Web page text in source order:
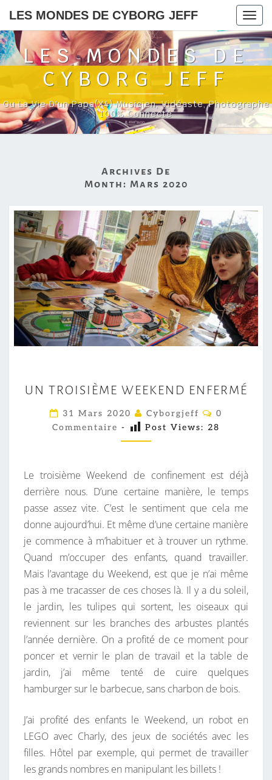
LES MONDES DE CYBORG JEFF
LES MONDES DE
CYBORG JEFF
Ou La Vie D'un Papa(x4) Musicien, Vidéaste, Photographe
100% Connecté
Archives De
Month: Mars 2020
N
T
R
O
S
I
È
M
E
W
E
E
K
E
N
D
E
N
E
R
M
É
UN TROISIÈME WEEKEND ENFERMÉ
31 Mars 2020 Cyborgjeff
C
M
A
I
R
E
0
Commentaire - Post Views: 28
Le troisième Weekend de confinement est déjà
derrière nous. D’une certaine manière, le temps
passe assez vite. C’est le sentiment que cela me
donne aujourd’hui. Et même d’une certaine manière
je commence à m’habituer et à trouver un rythme.
Quand m’occuper des enfants, quand travailler.
Mais l’avantage du Weekend, est que je n’ai même
pas à me tracasser de ces choses là. Il y a du soleil,
le jardin, les tulipes qui sortent, les oiseaux qui
reviennent sur les branches des arbustes plantés
l’année dernière. On a profité de ce moment pour
poncer et vernir le plan de travail et la table de
jardin, j’ai même tenté de cuire quelques
hamburger sur le barbecue, sans charbon de bois.
J’ai profité des enfants le Weekend, un robot en
LEGO avec Charly, des jeux de sociétés avec les
filles. Hôtel par exemple, qui permet de travailler
les grands nombres en manipulant les billets !